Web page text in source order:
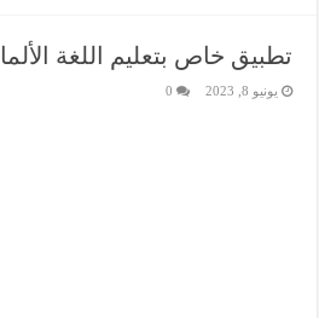
تطبيق خاص بتعليم اللغة
يونيو 8, 2023 0